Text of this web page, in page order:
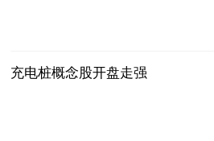
充电桩概念股开盘走强